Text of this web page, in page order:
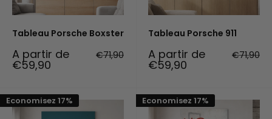
Tableau Porsche Boxster
Prix
réduit
A partir de
€59,90
Prix
normal
€71,90
Tableau Porsche 911
Prix
réduit
A partir de
€59,90
Prix
normal
€71,90
Economisez 17% Economisez 17%